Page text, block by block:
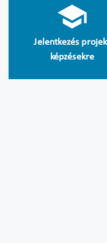
Jelentkezés
képzésekre